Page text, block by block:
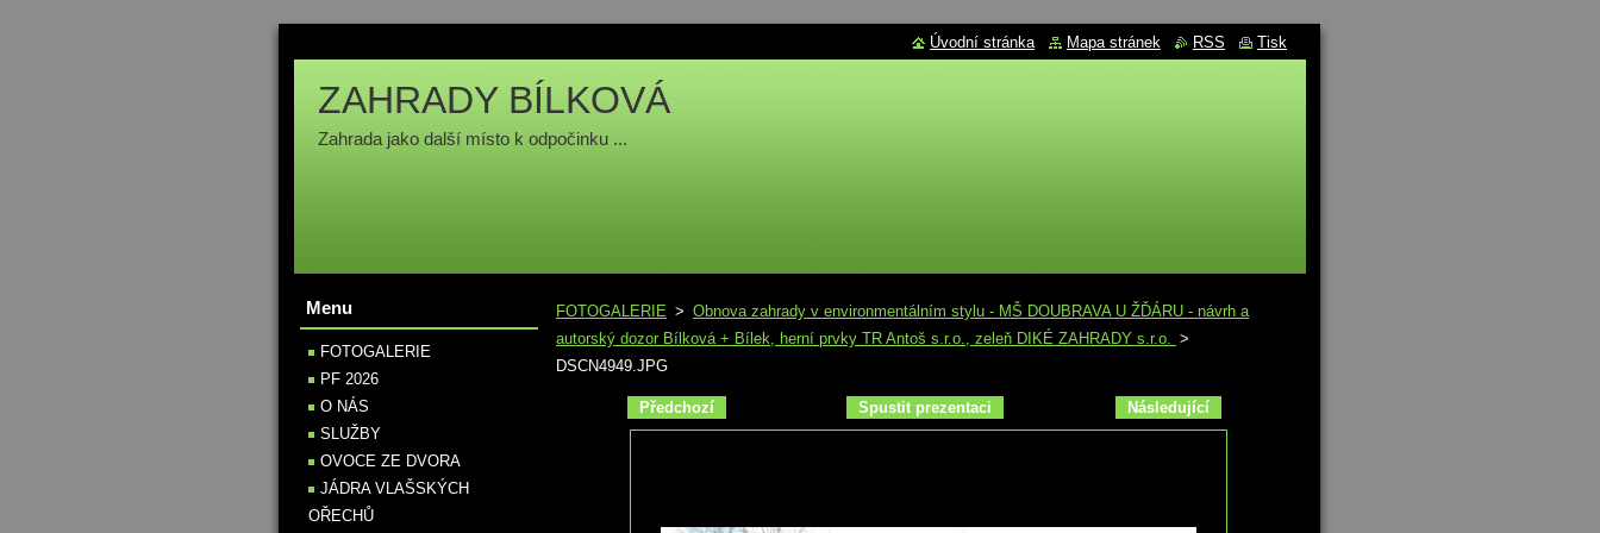
ZAHRADY BÍLKOVÁ
Zahrada jako další místo k odpočinku ...
FOTOGALERIE > Obnova zahrady v environmentálním stylu - MŠ DOUBRAVA U ŽĎÁRU - návrh a
autorský dozor Bílková + Bílek, herní prvky TR Antoš s.r.o., zeleň DIKÉ ZAHRADY s.r.o. >
DSCN4949.JPG
Předchozí Spustit prezentaci Následující
Menu
FOTOGALERIE
PF 2026
O NÁS
SLUŽBY
OVOCE ZE DVORA
JÁDRA VLAŠSKÝCH
OŘECHŮ
Úvodní stránka Mapa stránek RSS Tisk